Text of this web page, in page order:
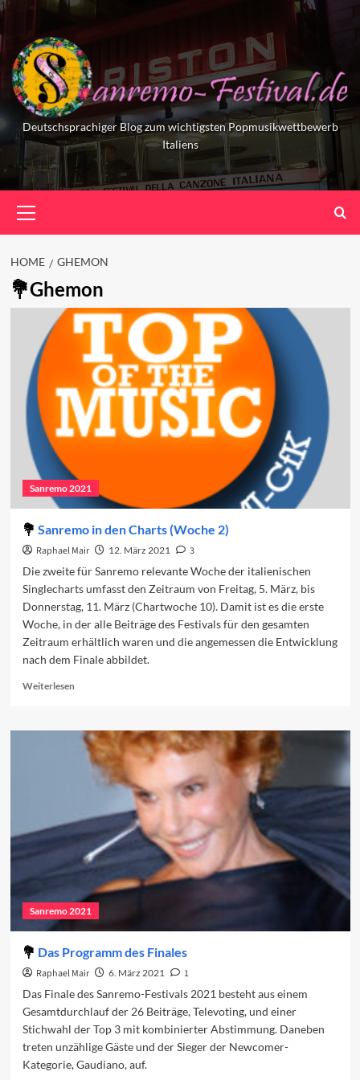
Skip
to
content
Deutschsprachiger Blog zum wichtigsten Popmusikwettbewerb
Italiens
Menu
HOME GHEMON
Ghemon
Sanremo 2021
Sanremo in den Charts (Woche 2)
Raphael Mair 12. März 2021
3
Die zweite für Sanremo relevante Woche der italienischen
Singlecharts umfasst den Zeitraum von Freitag, 5. März, bis
Donnerstag, 11. März (Chartwoche 10). Damit ist es die erste
Woche, in der alle Beiträge des Festivals für den gesamten
Zeitraum erhältlich waren und die angemessen die Entwicklung
nach dem Finale abbildet.
WeiterlesenRead
Sanremo
den
Charts
(Woche
Sanremo 2021
Das Programm des Finales
Raphael Mair 6. März 2021
1
Das Finale des Sanremo-Festivals 2021 besteht aus einem
Gesamtdurchlauf der 26 Beiträge, Televoting, und einer
Stichwahl der Top 3 mit kombinierter Abstimmung. Daneben
treten unzählige Gäste und der Sieger der Newcomer-
Kategorie, Gaudiano, auf.